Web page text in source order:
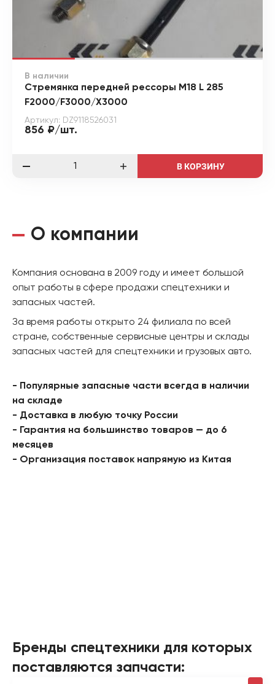
В наличии
Стремянка передней рессоры М18 L 285
F2000/F3000/X3000
Артикул: DZ9118526031
856 ₽/шт.
В КОРЗИНУ
О компании
Компания основана в 2009 году и имеет большой
опыт работы в сфере продажи спецтехники и
запасных частей.
За время работы открыто 24 филиала по всей
стране, собственные сервисные центры и склады
запасных частей для спецтехники и грузовых авто.
- Популярные запасные части всегда в наличии
на складе
- Доставка в любую точку России
- Гарантия на большинство товаров — до 6
месяцев
- Организация поставок напрямую из Китая
Бренды спецтехники для которых
поставляются запчасти: